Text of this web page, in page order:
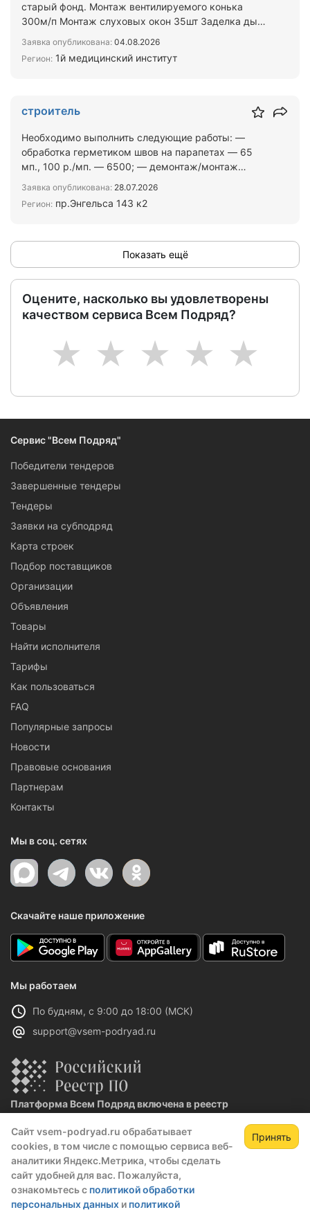
Сайт vsem-podryad.ru обрабатывает
cookies, в том числе с помощью сервиса веб-
аналитики Яндекс.Метрика, чтобы сделать
сайт удобней для вас. Пожалуйста,
ознакомьтесь с политикой обработки
персональных данных и политикой
Принять
старый фонд. Монтаж вентилируемого конька
300м/п Монтаж слуховых окон 35шт Заделка дыр
Заявка опубликована: 04.08.2026
Регион: 1й медицинский институт
строитель
Необходимо выполнить следующие работы: —
обработка герметиком швов на парапетах — 65
мп., 100 р./мп. — 6500; — демонтаж/монтаж
Заявка опубликована: 28.07.2026
Регион: пр.Энгельса 143 к2
Показать ещё
Оцените, насколько вы удовлетворены
качеством сервиса Всем Подряд?
5
4
3
2
1
Сервис "Всем Подряд"
Победители тендеров
Завершенные тендеры
Тендеры
Заявки на субподряд
Карта строек
Подбор поставщиков
Организации
Объявления
Товары
Найти исполнителя
Тарифы
Как пользоваться
FAQ
Популярные запросы
Новости
Правовые основания
Партнерам
Контакты
Мы в соц. сетях
Скачайте наше приложение
Мы работаем
По будням, с 9:00 до 18:00 (МСК)
support@vsem-podryad.ru
Платформа Всем Подряд включена в реестр
Реестровая запись №32021 от 06.02.2026
Политика конфиденциальности